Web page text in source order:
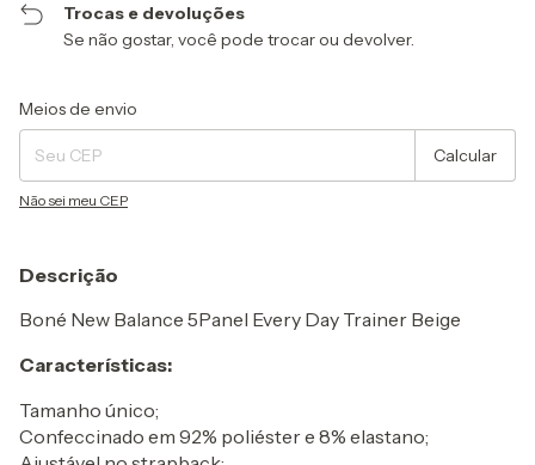
Trocas e devoluções
Se não gostar, você pode trocar ou devolver.
Entregas para o CEP:
Meios de envio
Calcular
Não sei meu CEP
Descrição
Boné New Balance 5Panel Every Day Trainer Beige
Características:
Tamanho único;
Confeccinado em 92% poliéster e 8% elastano;